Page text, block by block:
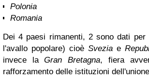
Polonia
Romania
Dei 4 paesi rimanenti, 2 sono dati per
l'avallo popolare) cioè Svezia e
invece laGran Bretagna, fiera
rafforzamento delle istituzioni